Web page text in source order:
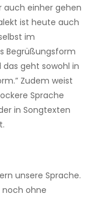
auch einher gehen
ist heute auch
im
Begrüßungsform
geht sowohl in
Zudem weist
Sprache
in Songtexten
unsere Sprache.
noch ohne